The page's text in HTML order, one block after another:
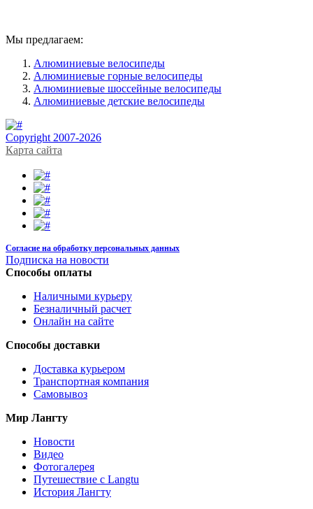
Мы предлагаем:
Алюминиевые велосипеды
Алюминиевые горные велосипеды
Алюминиевые шоссейные велосипеды
Алюминиевые детские велосипеды
Copyright 2007-2026
Карта сайта
Согласие на обработку персональных данных
Подписка на новости
Способы оплаты
Наличными курьеру
Безналичный расчет
Онлайн на сайте
Способы доставки
Доставка курьером
Транспортная компания
Самовывоз
Мир Лангту
Новости
Видео
Фотогалерея
Путешествие с Langtu
История Лангту